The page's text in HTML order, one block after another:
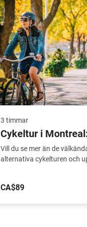
3 timmar
Cykeltur i
Vill du se mer än de
alternativa cykelturen och
CA$89